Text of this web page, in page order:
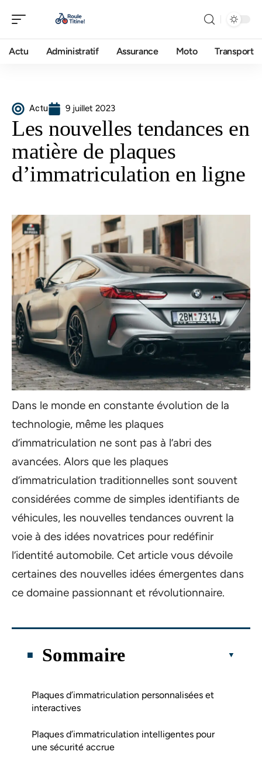
Actu Administratif Assurance Moto Transport
Actu 9 juillet 2023
Les nouvelles tendances en
matière de plaques
d’immatriculation en ligne
Dans le monde en constante évolution de la
technologie, même les plaques
d’immatriculation ne sont pas à l’abri des
avancées. Alors que les plaques
d’immatriculation traditionnelles sont souvent
considérées comme de simples identifiants de
véhicules, les nouvelles tendances ouvrent la
voie à des idées novatrices pour redéfinir
l’identité automobile. Cet article vous dévoile
certaines des nouvelles idées émergentes dans
ce domaine passionnant et révolutionnaire.
Sommaire
Plaques d’immatriculation personnalisées et
interactives
Plaques d’immatriculation intelligentes pour
une sécurité accrue